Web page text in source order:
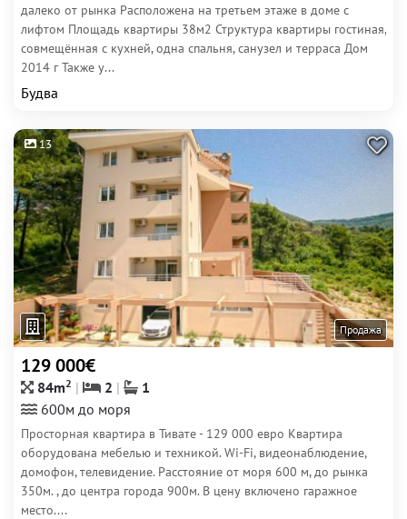
далеко от рынка Расположена на третьем этаже в доме с
лифтом Площадь квартиры 38м2 Структура квартиры гостиная,
совмещённая с кухней, одна спальня, санузел и терраса Дом
2014 г Также у...
Будва
13
Продажа
129 000€
84m2 2
1
600м до моря
Просторная квартира в Тивате - 129 000 евро Квартира
оборудована мебелью и техникой. Wi-Fi, видеонаблюдение,
домофон, телевидение. Расстояние от моря 600 м, до рынка
350м. , до центра города 900м. В цену включено гаражное
место....